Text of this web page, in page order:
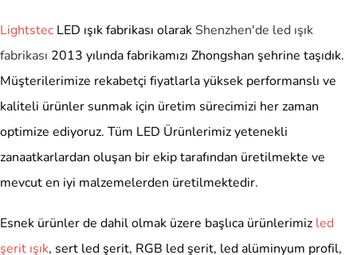
Lightstec LED ışık fabrikası olarak Shenzhen'de led ışık
fabrikası 2013 yılında fabrikamızı Zhongshan şehrine taşıdık.
Müşterilerimize rekabetçi fiyatlarla yüksek performanslı ve
kaliteli ürünler sunmak için üretim sürecimizi her zaman
optimize ediyoruz. Tüm LED Ürünlerimiz yetenekli
zanaatkarlardan oluşan bir ekip tarafından üretilmekte ve
mevcut en iyi malzemelerden üretilmektedir.
Esnek ürünler de dahil olmak üzere başlıca ürünlerimiz led
şerit ışık, sert led şerit, RGB led şerit, led alüminyum profil,